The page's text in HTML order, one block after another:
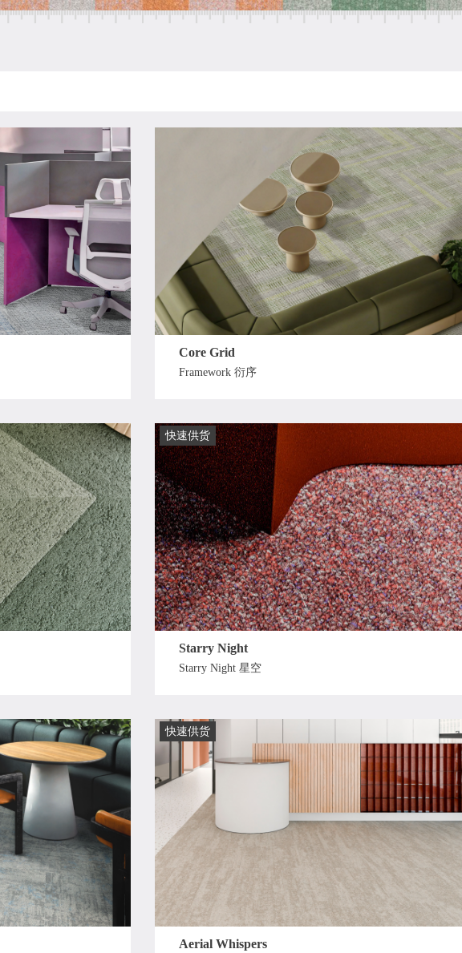
Core Grid
Framework 衍序
快速供货
Starry Night
Starry Night 星空
快速供货
Aerial Whispers